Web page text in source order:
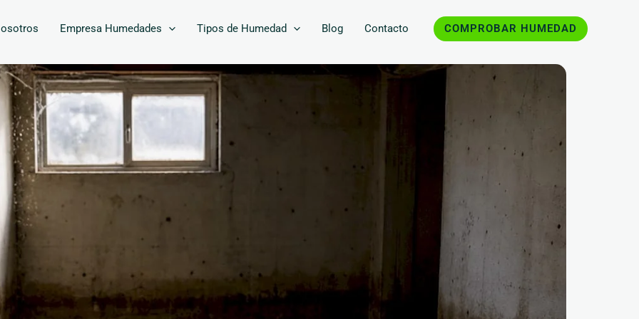
Empresa Humedades Tipos de Humedad Blog Contacto COMPROBAR HUMEDAD